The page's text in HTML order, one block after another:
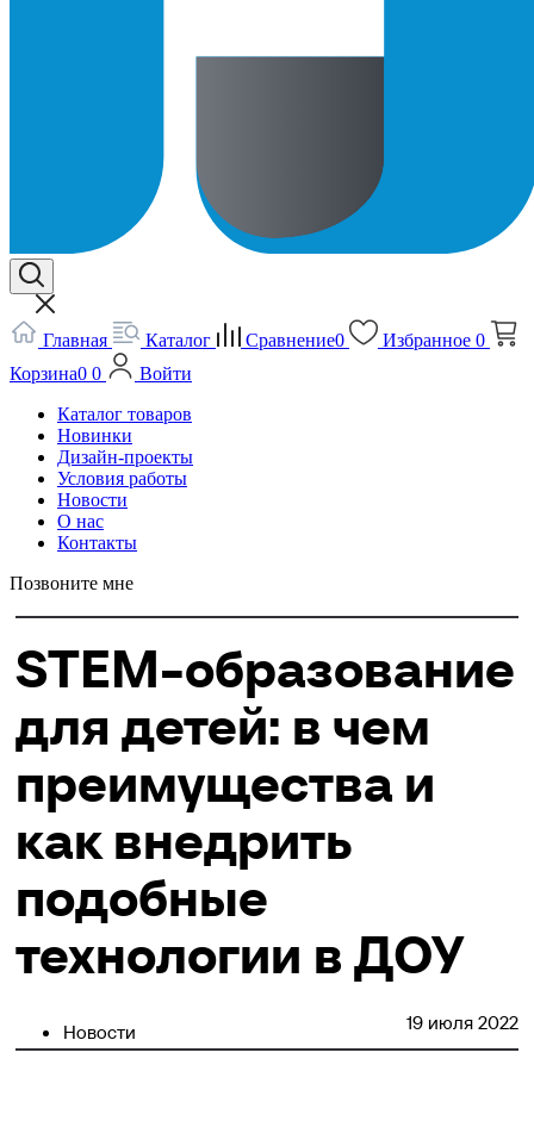
Главная Каталог Сравнение0 Избранное 0
Корзина0 0
Войти
Каталог товаров
Новинки
Дизайн-проекты
Условия работы
Новости
О нас
Контакты
Позвоните мне
STEM-образование
для детей: в чем
преимущества и
как внедрить
подобные
технологии в ДОУ
Новости 19 июля 2022